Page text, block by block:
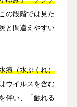
の段階では見た
と間違えやすい
疱（水ぶくれ）
ウイルスを含む
伴い、「触れる